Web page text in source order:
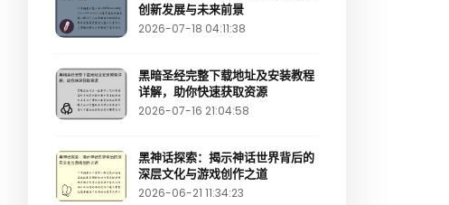
创新发展与未来前景
2026-07-18 04:11:38
黑暗圣经完整下载地址及安装教程
详解，助你快速获取资源
2026-07-16 21:04:58
黑神话探索：揭示神话世界背后的
深层文化与游戏创作之道
2026-06-21 11:34:23